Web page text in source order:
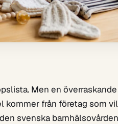
Men en
kommer från företag som
svenska